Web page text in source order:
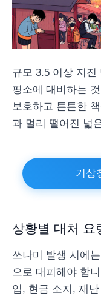
규모 3.5 이상 지진
평소에 대비하는
보호하고 튼튼한
과 멀리 떨어진 넓
기상
상황별 대처 요
쓰나미 발생 시에
으로 대피해야 합
입, 현금 소지, 재